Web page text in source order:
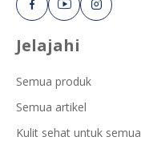
Jelajahi
Semua produk
Semua artikel
Kulit sehat untuk semua